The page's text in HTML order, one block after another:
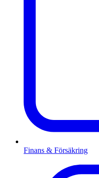
Finans & Försäkring